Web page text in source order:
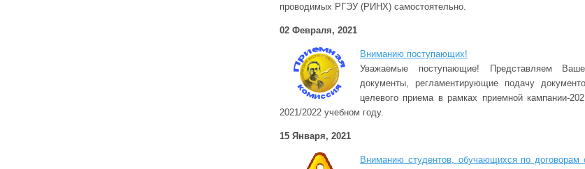
проводимых РГЭУ (РИНХ) самостоятельно.
02 Февраля, 2021
Вниманию поступающих!
Уважаемые поступающие! Представляем
документы, регламентирующие подачу
целевого приема в рамках приемной кампании-
2021/2022 учебном году.
15 Января, 2021
Вниманию студентов, обучающихся по договорам